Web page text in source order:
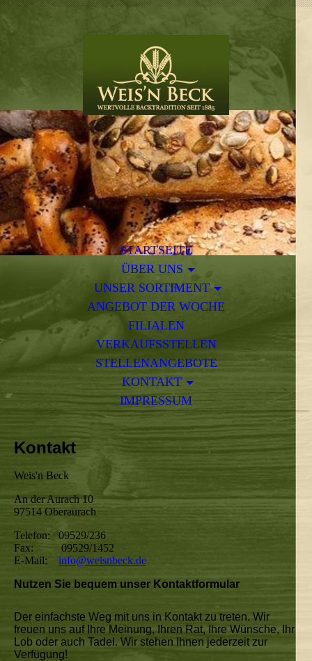
STARTSEITE
ÜBER UNS
UNSER SORTIMENT
ANGEBOT DER WOCHE
FILIALEN
VERKAUFSSTELLEN
STELLENANGEBOTE
KONTAKT
IMPRESSUM
Kontakt
Weis'n Beck
An der Aurach 10
97514 Oberaurach
Telefon: 09529/236
Fax: 09529/1452
E-Mail: info@weisnbeck.de
Nutzen Sie bequem unser Kontaktformular
Der einfachste Weg mit uns in Kontakt zu treten. Wir
freuen uns auf Ihre Meinung, Ihren Rat, Ihre Wünsche, Ihr
Lob oder auch Tadel. Wir stehen Ihnen jederzeit zur
Verfügung!